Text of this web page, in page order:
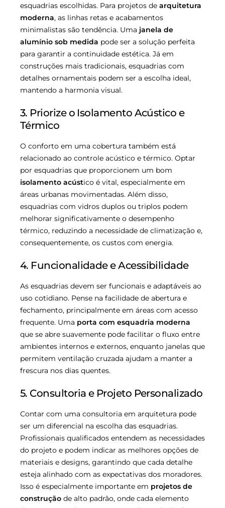
esquadrias escolhidas. Para projetos de arquitetura
moderna, as linhas retas e acabamentos
minimalistas são tendência. Uma janela de
alumínio sob medida pode ser a solução perfeita
para garantir a continuidade estética. Já em
construções mais tradicionais, esquadrias com
detalhes ornamentais podem ser a escolha ideal,
mantendo a harmonia visual.
3. Priorize o Isolamento Acústico e
Térmico
O conforto em uma cobertura também está
relacionado ao controle acústico e térmico. Optar
por esquadrias que proporcionem um bom
isolamento acústico é vital, especialmente em
áreas urbanas movimentadas. Além disso,
esquadrias com vidros duplos ou triplos podem
melhorar significativamente o desempenho
térmico, reduzindo a necessidade de climatização e,
consequentemente, os custos com energia.
4. Funcionalidade e Acessibilidade
As esquadrias devem ser funcionais e adaptáveis ao
uso cotidiano. Pense na facilidade de abertura e
fechamento, principalmente em áreas com acesso
frequente. Uma porta com esquadria moderna
que se abre suavemente pode facilitar o fluxo entre
ambientes internos e externos, enquanto janelas que
permitem ventilação cruzada ajudam a manter a
frescura nos dias quentes.
5. Consultoria e Projeto Personalizado
Contar com uma consultoria em arquitetura pode
ser um diferencial na escolha das esquadrias.
Profissionais qualificados entendem as necessidades
do projeto e podem indicar as melhores opções de
materiais e designs, garantindo que cada detalhe
esteja alinhado com as expectativas dos moradores.
Isso é especialmente importante em projetos de
construção de alto padrão, onde cada elemento